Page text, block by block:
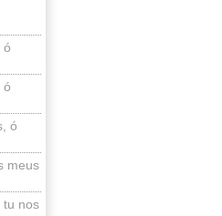
ó
ó
ó
meus
tu nos